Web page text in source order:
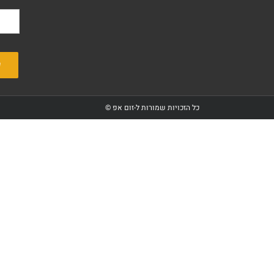
כל הזכויות שמורות ל-זום אפ ©